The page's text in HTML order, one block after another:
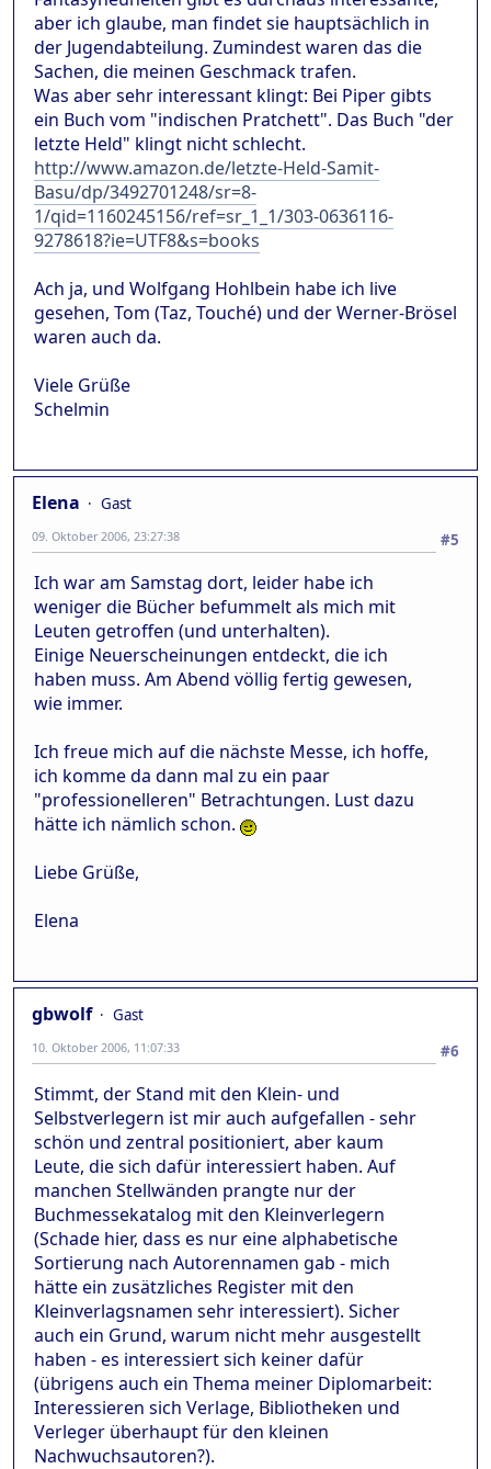
aber ich glaube, man findet sie hauptsächlich in
der Jugendabteilung. Zumindest waren das die
Sachen, die meinen Geschmack trafen.
Was aber sehr interessant klingt: Bei Piper gibts
ein Buch vom "indischen Pratchett". Das Buch "der
letzte Held" klingt nicht schlecht.
http://www.amazon.de/letzte-Held-Samit-
Basu/dp/3492701248/sr=8-
1/qid=1160245156/ref=sr_1_1/303-0636116-
9278618?ie=UTF8&s=books
Ach ja, und Wolfgang Hohlbein habe ich live
gesehen, Tom (Taz, Touché) und der Werner-Brösel
waren auch da.
Viele Grüße
Schelmin
Elena
Gast
#5
09. Oktober 2006, 23:27:38
Ich war am Samstag dort, leider habe ich
weniger die Bücher befummelt als mich mit
Leuten getroffen (und unterhalten).
Einige Neuerscheinungen entdeckt, die ich
haben muss. Am Abend völlig fertig gewesen,
wie immer.
Ich freue mich auf die nächste Messe, ich hoffe,
ich komme da dann mal zu ein paar
"professionelleren" Betrachtungen. Lust dazu
hätte ich nämlich schon.
Liebe Grüße,
Elena
gbwolf
Gast
#6
10. Oktober 2006, 11:07:33
Stimmt, der Stand mit den Klein- und
Selbstverlegern ist mir auch aufgefallen - sehr
schön und zentral positioniert, aber kaum
Leute, die sich dafür interessiert haben. Auf
manchen Stellwänden prangte nur der
Buchmessekatalog mit den Kleinverlegern
(Schade hier, dass es nur eine alphabetische
Sortierung nach Autorennamen gab - mich
hätte ein zusätzliches Register mit den
Kleinverlagsnamen sehr interessiert). Sicher
auch ein Grund, warum nicht mehr ausgestellt
haben - es interessiert sich keiner dafür
(übrigens auch ein Thema meiner Diplomarbeit:
Interessieren sich Verlage, Bibliotheken und
Verleger überhaupt für den kleinen
Nachwuchsautoren?).